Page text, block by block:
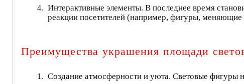
Интерактивные элементы. В последнее время
реакции посетителей (например, фигуры,
Преимущества украшения площади
Создание атмосферности и уюта. Световые фигуры